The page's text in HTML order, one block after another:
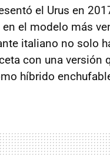
el Urus en
el modelo más
italiano no solo
con una versión
híbrido